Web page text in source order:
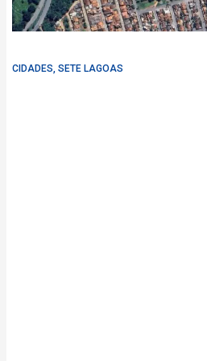
CIDADES, SETE LAGOAS